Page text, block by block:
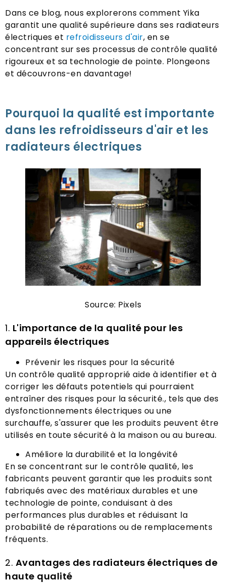
Dans ce blog, nous explorerons comment Yika
garantit une qualité supérieure dans ses radiateurs
électriques et refroidisseurs d'air, en se
concentrant sur ses processus de contrôle qualité
rigoureux et sa technologie de pointe. Plongeons
et découvrons-en davantage!
Pourquoi la qualité est importante
dans les refroidisseurs d'air et les
radiateurs électriques
Source: Pixels
1. L'importance de la qualité pour les
appareils électriques
Prévenir les risques pour la sécurité
Un contrôle qualité approprié aide à identifier et à
corriger les défauts potentiels qui pourraient
entraîner des risques pour la sécurité., tels que des
dysfonctionnements électriques ou une
surchauffe, s'assurer que les produits peuvent être
utilisés en toute sécurité à la maison ou au bureau.
Améliore la durabilité et la longévité
En se concentrant sur le contrôle qualité, les
fabricants peuvent garantir que les produits sont
fabriqués avec des matériaux durables et une
technologie de pointe, conduisant à des
performances plus durables et réduisant la
probabilité de réparations ou de remplacements
fréquents.
2. Avantages des radiateurs électriques de
haute qualité